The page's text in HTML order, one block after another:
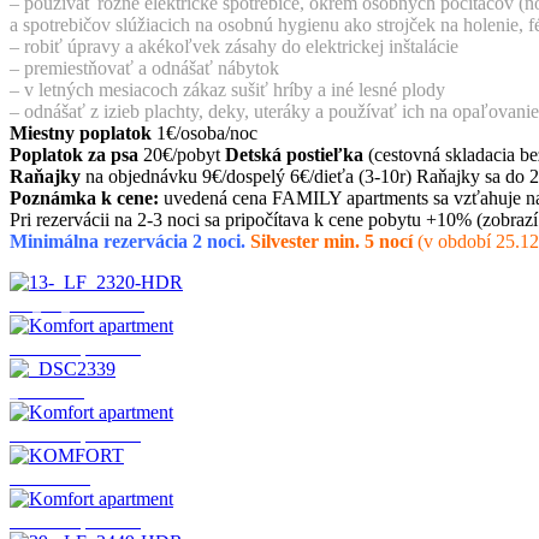
PATTY GARNI STUDIO
Raňajkyna objednávku 9€/dospelý 6€/dieťa (3-10r) Raňajky sa do
Poznámka k cene:uvedená cena FAMILY apartments sa vzťahuje
Pri rezervácii na 2-3 noci sa pripočítava k cene pobytu +10%
Minimálna rezervácia 2 noci.Silvester min. 5 nocí
13-_LF_2320-HDR
Komfort apartment
_DSC2339
Komfort apartment
KOMFORT
Komfort apartment
29-_LF_2449-HDR
minibedroom
_DSC2376
26-_LF_2424-HDR